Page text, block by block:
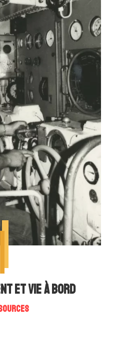
et vie à bord